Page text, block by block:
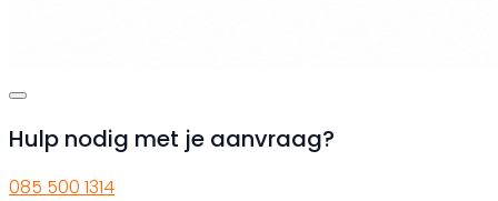
Hulp nodig met je aanvraag?
085 500 1314